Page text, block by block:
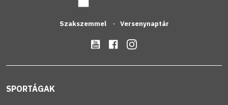
Szakszemmel Versenynaptár
SPORTÁGAK